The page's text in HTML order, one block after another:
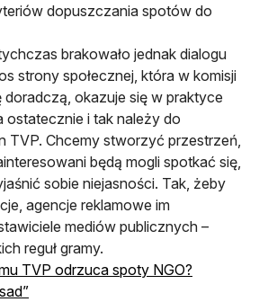
dopuszczania spotów do
brakowało jednak dialogu
strony społecznej, która w komisji
doradczą, okazuje się w praktyce
ostatecznie i tak należy do
TVP. Chcemy stworzyć przestrzeń,
będą mogli spotkać się,
sobie niejasności. Tak, żeby
agencje reklamowe im
mediów publicznych –
reguł gramy.
TVP odrzuca spoty NGO?
otwiera się w nowej karcie